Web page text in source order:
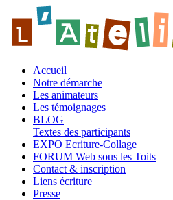
Accueil
Notre démarche
Les animateurs
Les témoignages
BLOG
Textes des participants
EXPO Ecriture-Collage
FORUM Web sous les Toits
Contact & inscription
Liens écriture
Presse